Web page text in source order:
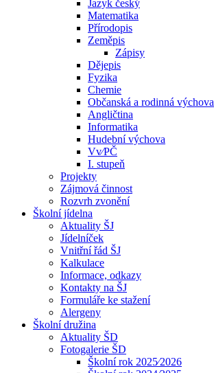
Jazyk český
Matematika
Přírodopis
Zeměpis
Zápisy
Dějepis
Fyzika
Chemie
Občanská a rodinná výchova
Angličtina
Informatika
Hudební výchova
Vv⁄PČ
I. stupeň
Projekty
Zájmová činnost
Rozvrh zvonění
Školní jídelna
Aktuality ŠJ
Jídelníček
Vnitřní řád ŠJ
Kalkulace
Informace, odkazy
Kontakty na ŠJ
Formuláře ke stažení
Alergeny
Školní družina
Aktuality ŠD
Fotogalerie ŠD
Školní rok 2025⁄2026